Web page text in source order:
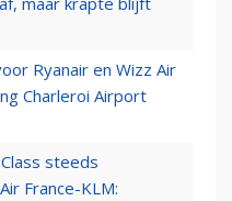
Ryanair en Wizz Air
Charleroi Airport
steeds
France-KLM: